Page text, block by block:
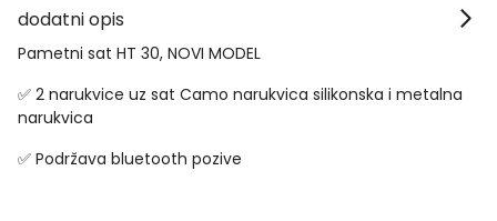
dodatni opis
Pametni sat HT 30, NOVI MODEL
✅ 2 narukvice uz sat Camo narukvica silikonska i metalna
narukvica
✅ Podržava bluetooth pozive